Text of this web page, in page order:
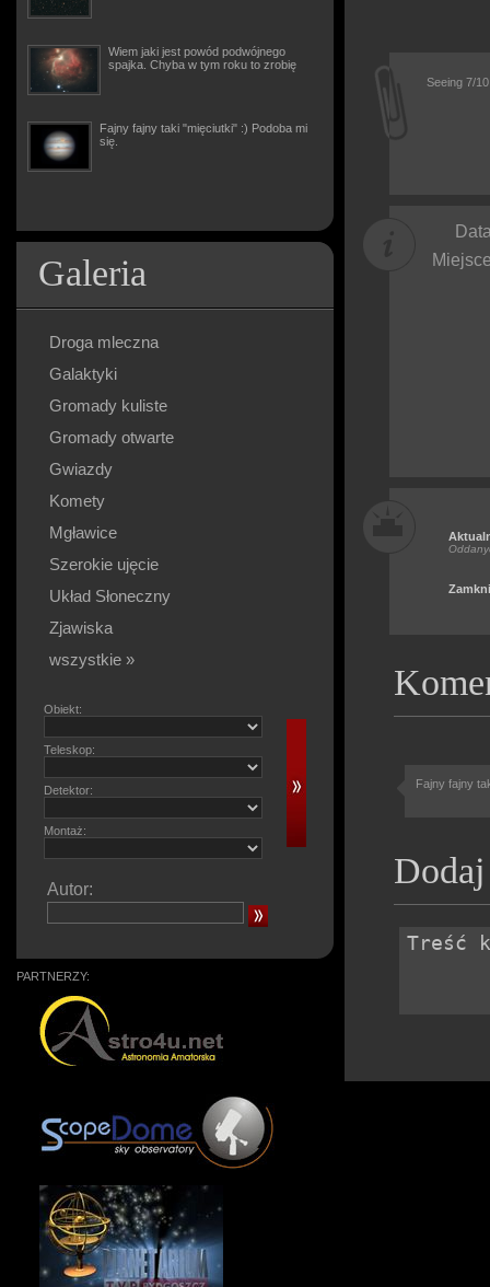
Wiem jaki jest powód podwójnego
spajka. Chyba w tym roku to zrobię
Fajny fajny taki "mięciutki" :) Podoba mi
się.
Galeria
Droga mleczna
Galaktyki
Gromady kuliste
Gromady otwarte
Gwiazdy
Komety
Mgławice
Szerokie ujęcie
Układ Słoneczny
Zjawiska
wszystkie »
Obiekt:
Teleskop:
Detektor:
Montaż:
Autor:
PARTNERZY:
Seeing 7/
Fajny fajny